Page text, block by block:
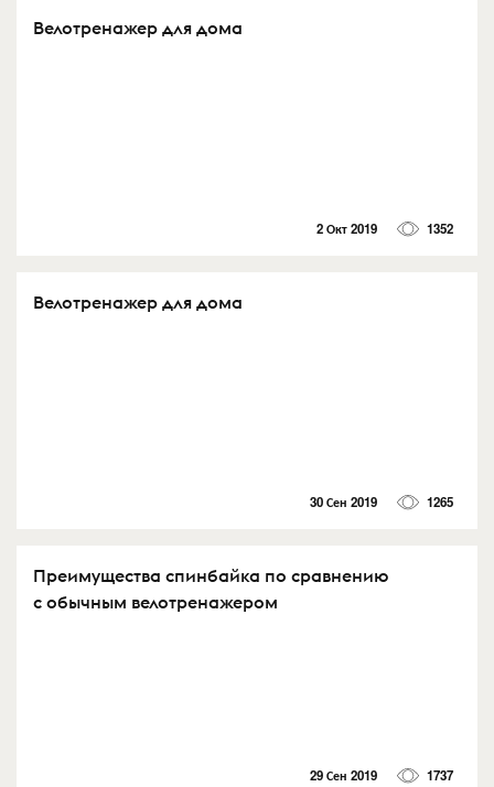
Велотренажер для дома
2 Окт 2019 1352
Велотренажер для дома
30 Сен 2019 1265
Преимущества спинбайка по сравнению
с обычным велотренажером
29 Сен 2019 1737